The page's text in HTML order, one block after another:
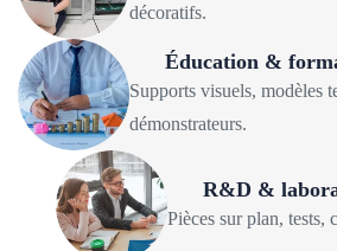
décoratifs.
Éducation &
Supports visuels, modèles
démonstrateurs.
R&D &
Pièces sur plan, tests,